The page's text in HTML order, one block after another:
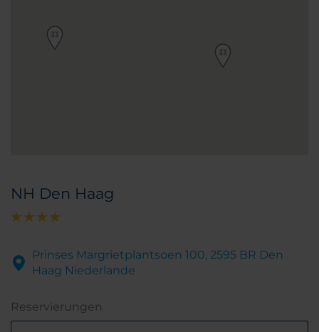
NH Den Haag
Prinses Margrietplantsoen 100, 2595 BR Den
Haag Niederlande
Reservierungen